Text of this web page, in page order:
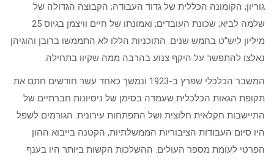
גוריון; הקומונה הכללית של גדוד העבודה; הקבוצה הגדולה של
שלמה לביא; שכונת העובדים; ואמונתו של חיים וויצמן בגיוס 25
מיליון ליש”ט בחמש שנים. התוכניות הללו לא התממשו ברובן והוגיהן
נאלצו להתפשר על היקף צנוע בהרבה ממה שקיוו בתחילה.
המשבר הכלכלי שפרץ ב-1923 ונמשך כאחד עשר חודשים חתם את
תקופת הגאות הכלכלית שעמדה בסימן של ניסיונות חברתיים של
התיישבות חקלאית חלוצית ושל התפתחות עירונית. הגורמים לשפל
היו סיום העבודות הציבוריות הממשלתיות, הקטנה בייבוא ההון
הפרטי לעומת מספר העולים. ההשלכות הקשות ביותר היו בענף